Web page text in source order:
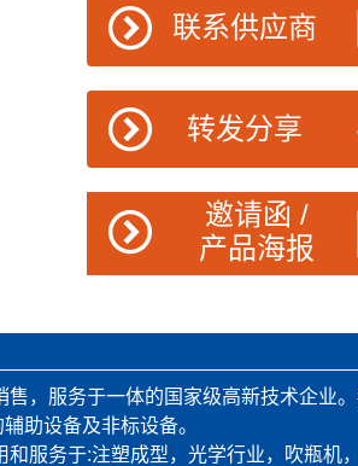
联系供应商
转发分享
邀请函 /
产品海报
，服务于一体的国家级高新技术企业。
助设备及非标设备。
服务于:注塑成型，光学行业，吹瓶机